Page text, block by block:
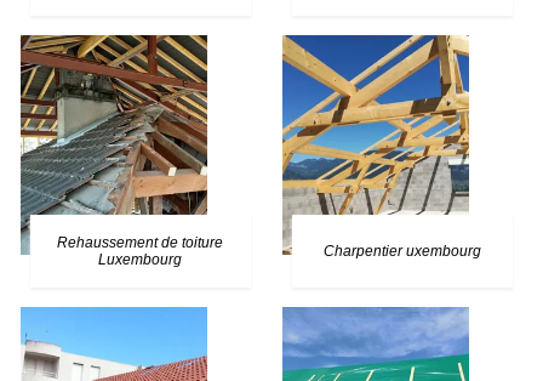
Rehaussement de toiture
Luxembourg
Charpentier uxembourg